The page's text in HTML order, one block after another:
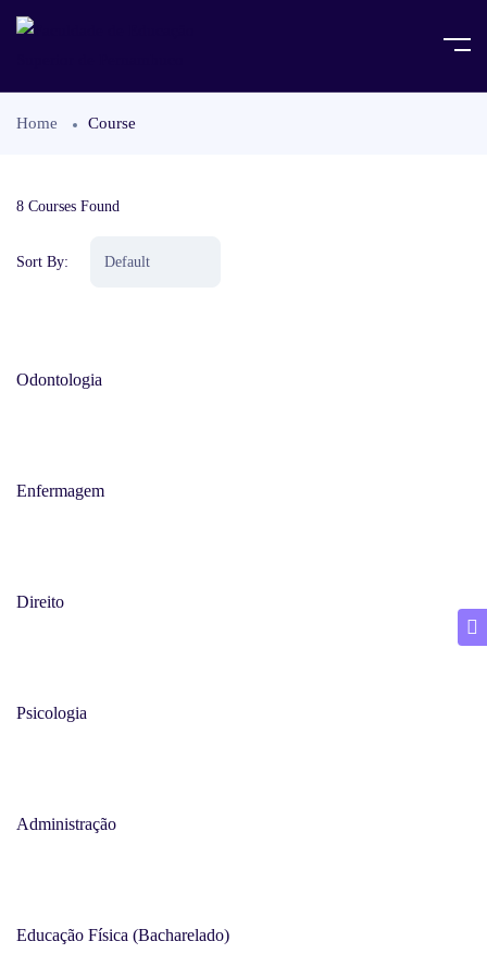
Home Course
8 Courses Found
Sort By:
Odontologia
Enfermagem
Direito
Psicologia
Administração
Educação Física (Bacharelado)